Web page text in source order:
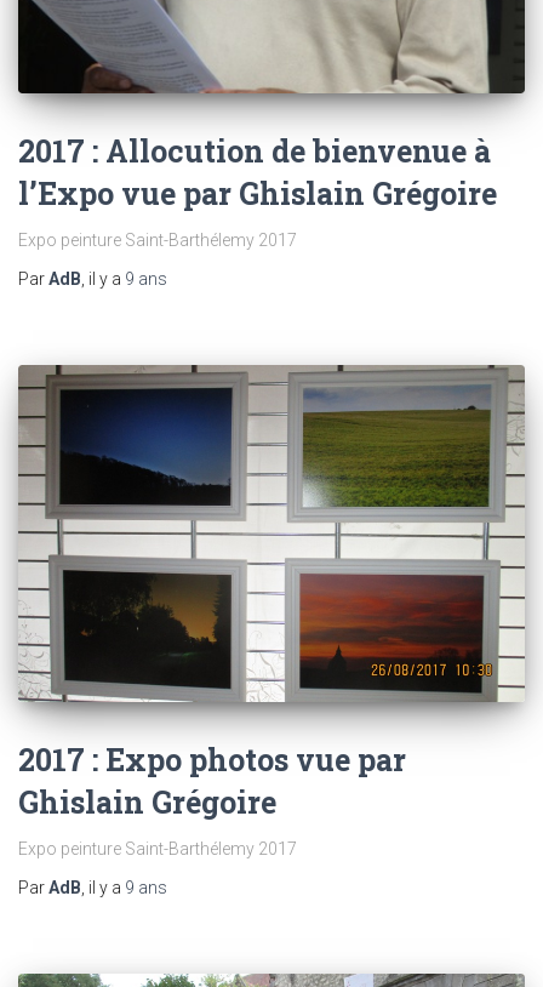
2017 : Allocution de bienvenue à
l’Expo vue par Ghislain Grégoire
Expo peinture Saint-Barthélemy 2017
ParAdB , il y a 9 ans
2017 : Expo photos vue par
Ghislain Grégoire
Expo peinture Saint-Barthélemy 2017
ParAdB, il y a 9 ans